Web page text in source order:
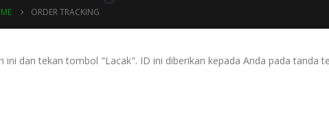
ORDER TRACKING
dan tekan tombol "Lacak". ID ini diberikan kepada Anda pada tanda